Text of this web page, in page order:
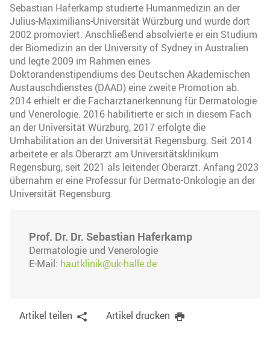
Sebastian Haferkamp studierte Humanmedizin an der
Julius-Maximilians-Universität Würzburg und wurde dort
2002 promoviert. Anschließend absolvierte er ein Studium
der Biomedizin an der University of Sydney in Australien
und legte 2009 im Rahmen eines
Doktorandenstipendiums des Deutschen Akademischen
Austauschdienstes (DAAD) eine zweite Promotion ab.
2014 erhielt er die Facharztanerkennung für Dermatologie
und Venerologie. 2016 habilitierte er sich in diesem Fach
an der Universität Würzburg, 2017 erfolgte die
Umhabilitation an der Universität Regensburg. Seit 2014
arbeitete er als Oberarzt am Universitätsklinikum
Regensburg, seit 2021 als leitender Oberarzt. Anfang 2023
übernahm er eine Professur für Dermato-Onkologie an der
Universität Regensburg.
Prof. Dr. Dr. Sebastian Haferkamp
Dermatologie und Venerologie
E-Mail: hautklinik@uk-halle.de
Artikel teilen Artikel drucken